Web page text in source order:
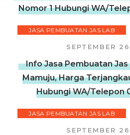
Nomor 1 Hubungi WA/
JASA PEMBUATAN JAS LAB
SEPTEMBER
Info Jasa Pembuatan
Mamuju, Harga
Hubungi WA/Telepon
JASA PEMBUATAN JAS LAB
SEPTEMBER